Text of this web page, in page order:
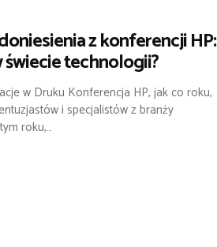
z konferencji HP:
technologii?
w Druku Konferencja HP, jak co roku,
i specjalistów z branży
roku,…